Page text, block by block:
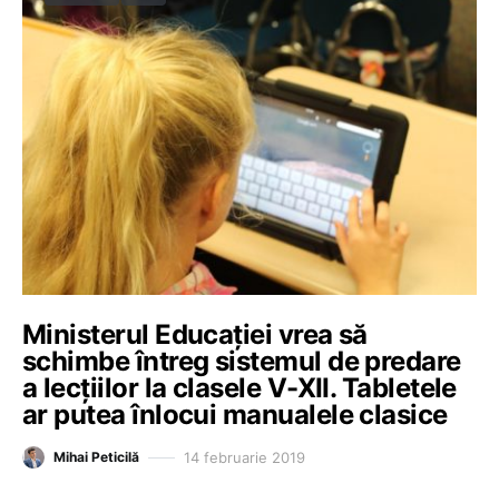
Ministerul Educației vrea să
schimbe întreg sistemul de predare
a lecțiilor la clasele V-XII. Tabletele
ar putea înlocui manualele clasice
Mihai Peticilă 14 februarie 2019